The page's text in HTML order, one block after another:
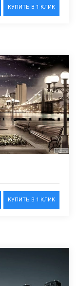
КУПИТЬ В 1 КЛИК
КУПИТЬ В 1 КЛИК